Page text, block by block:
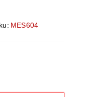
MES604